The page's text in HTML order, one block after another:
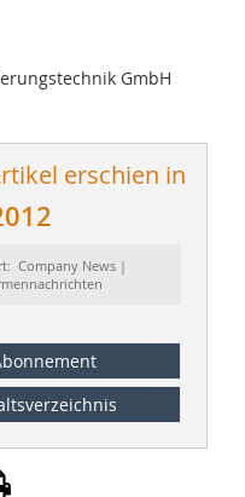
GmbH
erschien in
Company News |